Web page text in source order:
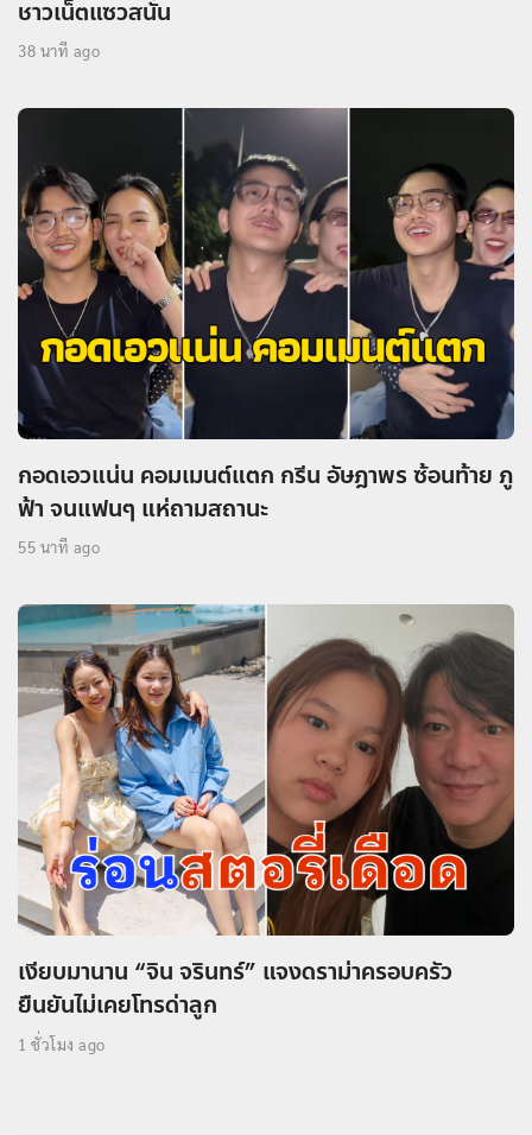
ชาวเน็ตแซวสนั่น
38 นาที ago
กอดเอวแน่น คอมเมนต์แตก กรีน อัษฎาพร ซ้อนท้าย ภู
ฟ้า จนแฟนๆ แห่ถามสถานะ
55 นาที ago
เงียบมานาน “จิน จรินทร์” แจงดราม่าครอบครัว
ยืนยันไม่เคยโทรด่าลูก
1 ชั่วโมง ago